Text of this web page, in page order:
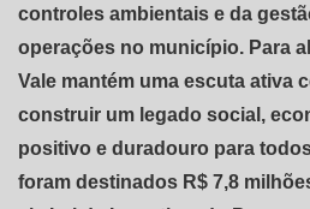
controles ambientais e da
operações no município. Para
Vale mantém uma escuta ativa
construir um legado social,
positivo e duradouro para
foram destinados R$ 7,8